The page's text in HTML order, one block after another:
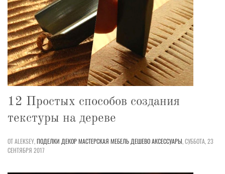
12 Простых способов создания
текстуры на дереве
ОТ ALEKSEY,ПОДЕЛКИ ДЕКОРМАСТЕРСКАЯ МЕБЕЛЬ ДЕШЕВОАКСЕССУАРЫ,СУББОТА, 23
СЕНТЯБРЯ 2017